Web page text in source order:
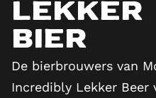
Lekker
Bier
De bierbrouwers van
Incredibly Lekker Beer